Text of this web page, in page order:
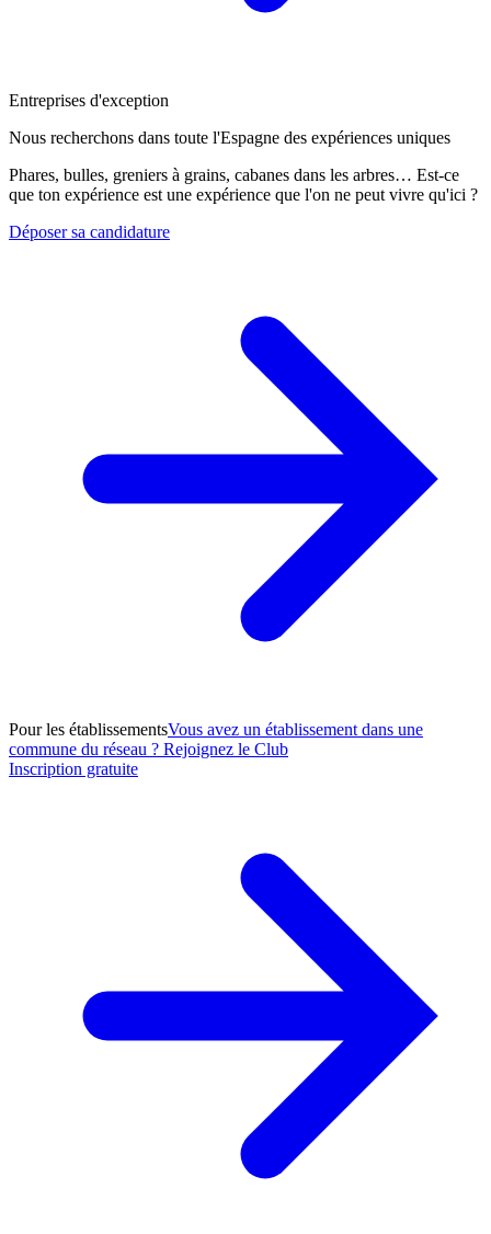
Entreprises d'exception
Nous recherchons dans toute l'Espagne des expériences uniques
Phares, bulles, greniers à grains, cabanes dans les arbres… Est-ce
que ton expérience est une expérience que l'on ne peut vivre qu'ici ?
Déposer sa candidature
Pour les établissementsVous avez un établissement dans une
commune du réseau ? Rejoignez le Club
Inscription gratuite